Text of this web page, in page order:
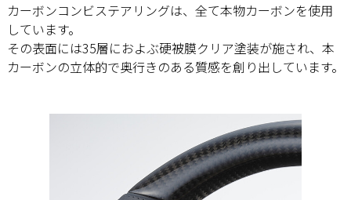
カーボンコンビステアリングは、全て本物カーボンを使用
しています。
その表面には35層におよぶ硬被膜クリア塗装が施され、本
カーボンの立体的で奥行きのある質感を創り出しています。